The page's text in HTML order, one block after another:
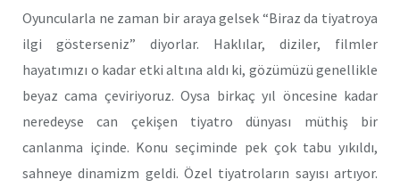
Oyuncularla ne zaman bir araya gelsek “Biraz da tiyatroya
ilgi gösterseniz” diyorlar. Haklılar, diziler, filmler
hayatımızı o kadar etki altına aldı ki, gözümüzü genellikle
beyaz cama çeviriyoruz. Oysa birkaç yıl öncesine kadar
neredeyse can çekişen tiyatro dünyası müthiş bir
canlanma içinde. Konu seçiminde pek çok tabu yıkıldı,
sahneye dinamizm geldi. Özel tiyatroların sayısı artıyor.